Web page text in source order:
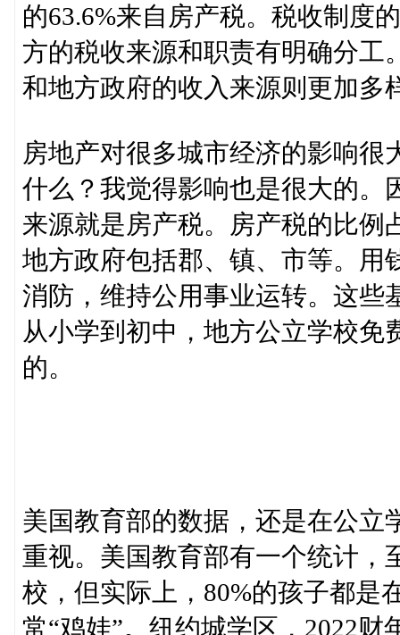
的63.6%来自房产税。税收制度
方的税收来源和职责有明确分工
和地方政府的收入来源则更加多
房地产对很多城市经济的影响
什么？我觉得影响也是很大的。
来源就是房产税。房产税的比例
地方政府包括郡、镇、市等。用
消防，维持公用事业运转。这些
从小学到初中，地方公立学校免
的。
美国教育部的数据，还是在公立
重视。美国教育部有一个统计，
校，但实际上，80%的孩子都是
常“鸡娃”。纽约城学区，2022